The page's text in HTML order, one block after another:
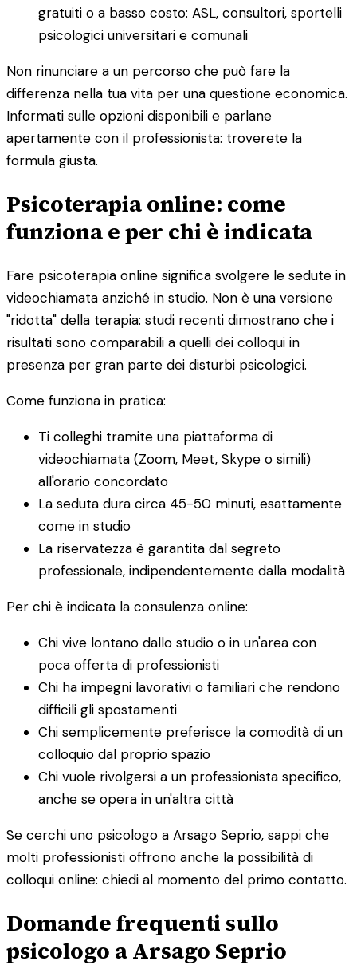
gratuiti o a basso costo: ASL, consultori, sportelli
psicologici universitari e comunali
Non rinunciare a un percorso che può fare la
differenza nella tua vita per una questione economica.
Informati sulle opzioni disponibili e parlane
apertamente con il professionista: troverete la
formula giusta.
Psicoterapia online: come
funziona e per chi è indicata
Fare psicoterapia online significa svolgere le sedute in
videochiamata anziché in studio. Non è una versione
"ridotta" della terapia: studi recenti dimostrano che i
risultati sono comparabili a quelli dei colloqui in
presenza per gran parte dei disturbi psicologici.
Come funziona in pratica:
Ti colleghi tramite una piattaforma di
videochiamata (Zoom, Meet, Skype o simili)
all'orario concordato
La seduta dura circa 45-50 minuti, esattamente
come in studio
La riservatezza è garantita dal segreto
professionale, indipendentemente dalla modalità
Per chi è indicata la consulenza online:
Chi vive lontano dallo studio o in un'area con
poca offerta di professionisti
Chi ha impegni lavorativi o familiari che rendono
difficili gli spostamenti
Chi semplicemente preferisce la comodità di un
colloquio dal proprio spazio
Chi vuole rivolgersi a un professionista specifico,
anche se opera in un'altra città
Se cerchi uno psicologo a Arsago Seprio, sappi che
molti professionisti offrono anche la possibilità di
colloqui online: chiedi al momento del primo contatto.
Domande frequenti sullo
psicologo a Arsago Seprio